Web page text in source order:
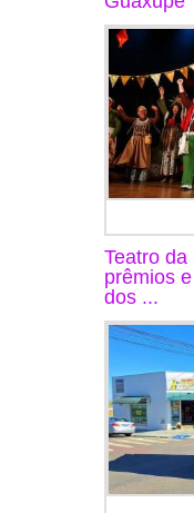
Teatro da
prêmios
dos ...